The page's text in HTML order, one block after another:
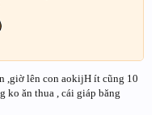
,giờ lên con aokijH ít cũng 10
ko ăn thua , cái giáp băng